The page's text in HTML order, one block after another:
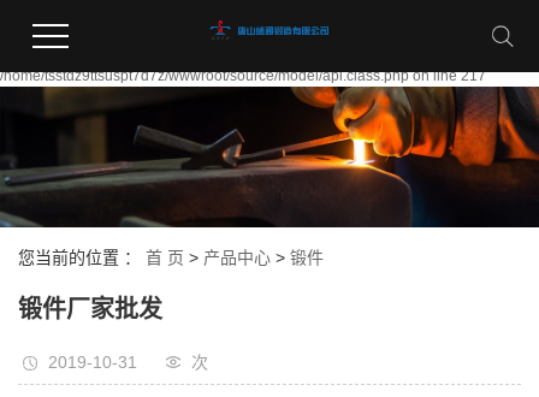
file_put_contents(/home/tsstdz9ttsuspt7d7z/wwwroot/source/cache/
/home/tsstdz9ttsuspt7d7z/wwwroot/source/model/api.class.php on line 217
您当前的位置 ： 首 页 > 产品中心 > 锻件
锻件厂家批发
2019-10-31 次